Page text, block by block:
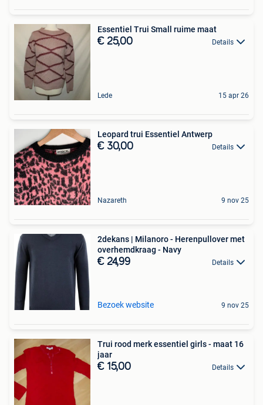
Essentiel Trui Small ruime maat
€ 25,00 Details
Lede 15 apr 26
Leopard trui Essentiel Antwerp
€ 30,00 Details
Nazareth 9 nov 25
2dekans | Milanoro - Herenpullover met
overhemdkraag - Navy
€ 24,99 Details
Bezoek website 9 nov 25
Trui rood merk essentiel girls - maat 16
jaar
€ 15,00 Details